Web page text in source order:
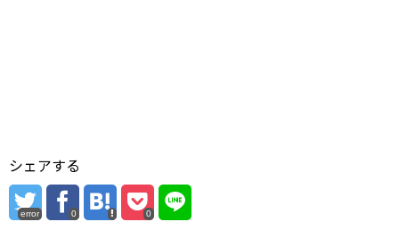
シェアする
error 0 0